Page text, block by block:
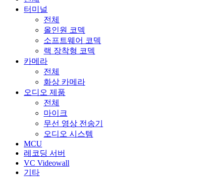
터미널
전체
올인원 코덱
소프트웨어 코덱
랙 장착형 코덱
카메라
전체
화상 카메라
오디오 제품
전체
마이크
무선 영상 전송기
오디오 시스템
MCU
레코딩 서버
VC Videowall
기타